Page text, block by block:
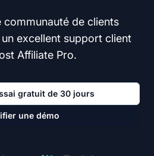
communauté de clients
excellent support client
Affiliate Pro.
gratuit de 30 jours
une démo